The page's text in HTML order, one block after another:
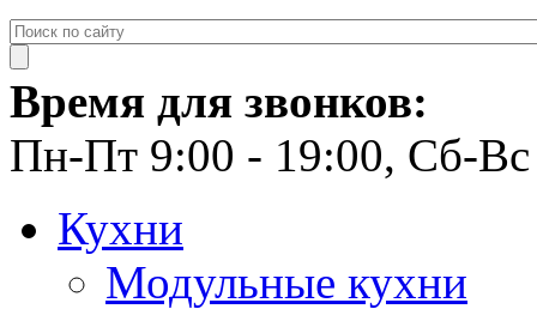
Время для звонков:
Пн-Пт 9:00 - 19:00, Сб-Вс
Кухни
Модульные кухни